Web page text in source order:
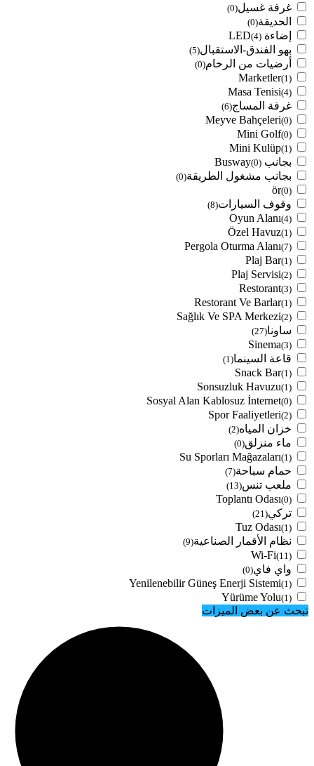
غرفة غسيل(0)
الحديقة(0)
إضاءة LED (4)
بهو الفندق-الاستقبال(5)
أرضيات من الرخام(0)
Marketler(1)
Masa Tenisi(4)
غرفة المساج(6)
Meyve Bahçeleri(0)
Mini Golf(0)
Mini Kulüp(1)
بجانب Busway (0)
بجانب مشغول الطريقة(0)
ör(0)
وقوف السيارات(8)
Oyun Alanı(4)
Özel Havuz(1)
Pergola Oturma Alanı(7)
Plaj Bar(1)
Plaj Servisi(2)
Restorant(3)
Restorant Ve Barlar(1)
Sağlık Ve SPA Merkezi(2)
ساونا(27)
Sinema(3)
قاعة السينما(1)
Snack Bar(1)
Sonsuzluk Havuzu(1)
Sosyal Alan Kablosuz İnternet(0)
Spor Faaliyetleri(2)
خزان المياه(2)
ماء منزلق(0)
Su Sporları Mağazaları(1)
حمام سباحة(7)
ملعب تنس(13)
Toplantı Odası(0)
تركي(21)
Tuz Odası(1)
نظام الأقمار الصناعية(9)
Wi-Fi(11)
واي فاي(0)
Yenilenebilir Güneş Enerji Sistemi(1)
Yürüme Yolu(1)
تبحث عن بعض الميزات